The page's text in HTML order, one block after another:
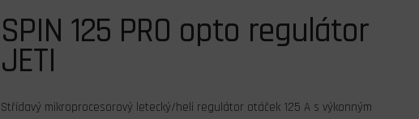
SPIN 125 PRO opto regulátor
JETI
Střídavý mikroprocesorový letecký/heli regulátor otáček 125 A s výkonným